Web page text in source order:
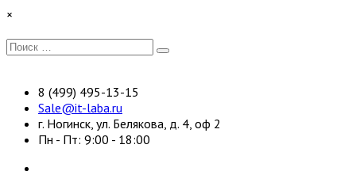
Перейти
содержимому
×
Искать:
Поиск
8 (499) 495-13-15
Sale@it-laba.ru
г. Ногинск, ул. Белякова, д. 4, оф 2
Пн - Пт: 9:00 - 18:00